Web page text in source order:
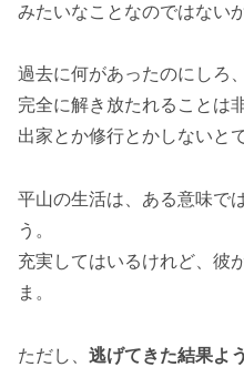
みたいなことなのではない
過去に何があったのにしろ
完全に解き放たれることは
出家とか修行とかしないと
平山の生活は、ある意味で
う。
充実してはいるけれど、彼
ま。
ただし、 逃げてきた結果よ